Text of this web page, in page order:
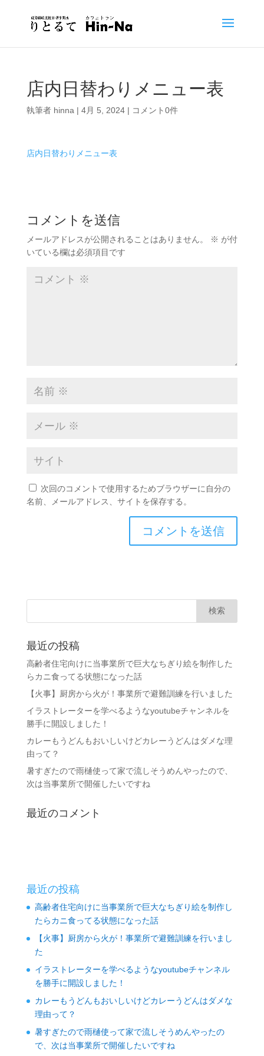
店内日替わりメニュー表
執筆者 hinna | 4月 5, 2024| コメント0件
店内日替わりメニュー表
コメントを送信
メールアドレスが公開されることはありません。 ※ が付
いている欄は必須項目です
次回のコメントで使用するためブラウザーに自分の
名前、メールアドレス、サイトを保存する。
最近の投稿
高齢者住宅向けに当事業所で巨大なちぎり絵を制作した
らカニ食ってる状態になった話
【火事】厨房から火が！事業所で避難訓練を行いました
イラストレーターを学べるようなyoutubeチャンネルを
勝手に開設しました！
カレーもうどんもおいしいけどカレーうどんはダメな理
由って？
暑すぎたので雨樋使って家で流しそうめんやったので、
次は当事業所で開催したいですね
最近のコメント
最近の投稿
高齢者住宅向けに当事業所で巨大なちぎり絵を制作し
たらカニ食ってる状態になった話
【火事】厨房から火が！事業所で避難訓練を行いまし
た
イラストレーターを学べるようなyoutubeチャンネル
を勝手に開設しました！
カレーもうどんもおいしいけどカレーうどんはダメな
理由って？
暑すぎたので雨樋使って家で流しそうめんやったの
で、次は当事業所で開催したいですね